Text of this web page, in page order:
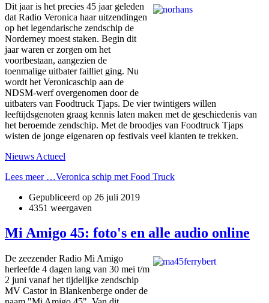
Dit jaar is het precies 45 jaar geleden
dat Radio Veronica haar uitzendingen
op het legendarische zendschip de
Norderney moest staken. Begin dit
jaar waren er zorgen om het
voortbestaan, aangezien de
toenmalige uitbater failliet ging. Nu
wordt het Veronicaschip aan de
NDSM-werf overgenomen door de
uitbaters van Foodtruck Tjaps. De vier twintigers willen
leeftijdsgenoten graag kennis laten maken met de geschiedenis van
het beroemde zendschip. Met de broodjes van Foodtruck Tjaps
wisten de jonge eigenaren op festivals veel klanten te trekken.
Nieuws Actueel
Lees meer …Veronica schip met Food Truck
Gepubliceerd op 26 juli 2019
4351 weergaven
Mi Amigo 45: foto's en alle audio online
De zeezender Radio Mi Amigo
herleefde 4 dagen lang van 30 mei t/m
2 juni vanaf het tijdelijke zendschip
MV Castor in Blankenberge onder de